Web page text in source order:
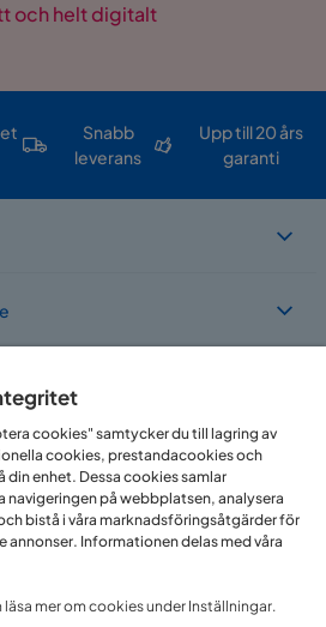
och helt digitalt
Snabb
leverans
Upp till 20 års
garanti
i flera länder
cookies" samtycker du till lagring av
cookies, prestandacookies och
enhet. Dessa cookies samlar
på webbplatsen, analysera
bistå i våra marknadsföringsåtgärder för
annonser. Informationen delas med våra
läsa mer om cookies under Inställningar.